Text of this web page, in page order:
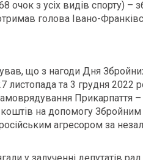
очок з усіх видів спорту) –
голова Івано-
що з нагоди Дня
та 3 грудня 2022
Прикарпаття
на допомогу
агресором за